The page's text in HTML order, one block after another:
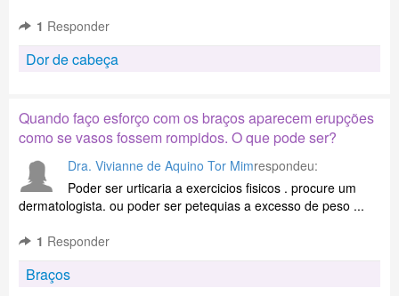
1 Responder
Dor de cabeça
Quando faço esforço com os braços aparecem erupções
como se vasos fossem rompidos. O que pode ser?
Dra. Vivianne de Aquino Tor Mimrespondeu:
Poder ser urticaria a exercicios fisicos . procure um
dermatologista. ou poder ser petequias a excesso de peso ...
1 Responder
Braços